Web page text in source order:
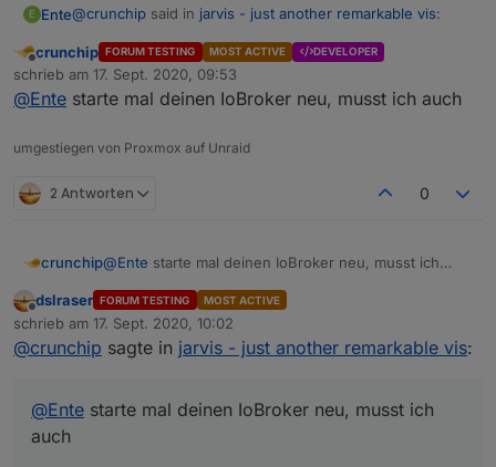
E Ente@crunchip said in jarvis - just another remarkable vis:
@Enterechts neben dem Mülleimer
über den oben angegebenen Weg bin ich gegangen:
Nach Klick auf dieses Icon, kommt dies:
Offline
crunchip FORUM TESTING MOST ACTIVE DEVELOPER
schrieb am 17. Sept. 2020, 09:53
zuletzt editiert von
@Ente starte mal deinen IoBroker neu, musst ich auch
umgestiegen von Proxmox auf Unraid
2 Antworten 0
crunchip@Ente starte mal deinen IoBroker neu, musst ich
Offline
dslraser FORUM TESTING MOST ACTIVE
schrieb am 17. Sept. 2020, 10:02
zuletzt editiert von
@crunchip sagte in jarvis - just another remarkable vis:
@Ente starte mal deinen IoBroker neu, musst ich
auch